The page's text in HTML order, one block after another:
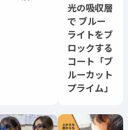
光の吸収層
で ブルー
ライトをブ
ロックする
コート「ブ
ルーカット
プライム」